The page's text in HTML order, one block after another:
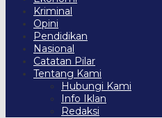
Kriminal
Opini
Pendidikan
Nasional
Catatan Pilar
Tentang Kami
Hubungi Kami
Info Iklan
Redaksi